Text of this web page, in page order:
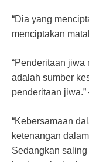
“Dia yang
menciptakan
“Penderitaan jiwa
adalah sumber
penderitaan
“Kebersamaan
ketenangan
Sedangkan